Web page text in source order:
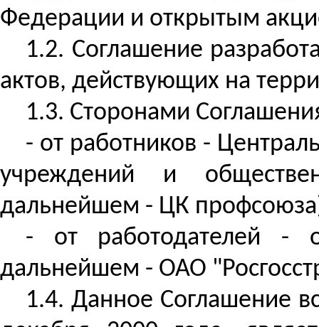
Федерации и открытым
1.2. Соглашение
актов, действующих на
1.3. Сторонами
- от работников -
учреждений и
дальнейшем - ЦК
- от работодателей -
дальнейшем - ОАО
1.4. Данное Соглашение